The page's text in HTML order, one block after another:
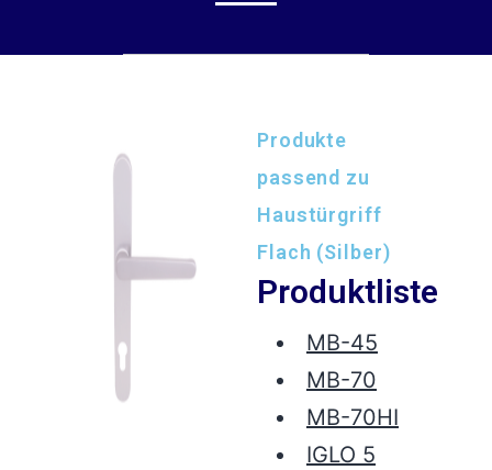
Produkte
passend zu
Haustürgriff
Flach (Silber)
Produktliste
MB-45
MB-70
MB-70HI
IGLO 5